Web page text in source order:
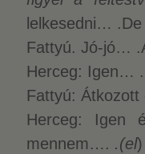
lelkesedni…
Fattyú. Jó-jó…
Herceg: Igen…
Fattyú: Átkozott
Herceg: Igen
mennem…. .(el)